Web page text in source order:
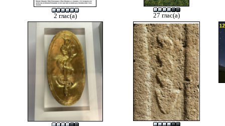
2 глас(а) 27 глас(а)